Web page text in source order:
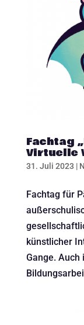
Fachtag
Virtuelle
31. Juli 2023 |
Fachtag für
künstlicher
Gange. Auch